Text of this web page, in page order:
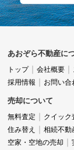
あおぞら不動産に
トップ 会社概要
採用情報
お問い合
売却について
無料査定 クイック
住み替え
相続不動
空家・空地の売却